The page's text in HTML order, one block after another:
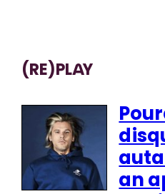
(RE)PLAY
an